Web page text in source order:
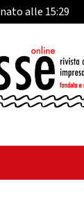
alle 15:29